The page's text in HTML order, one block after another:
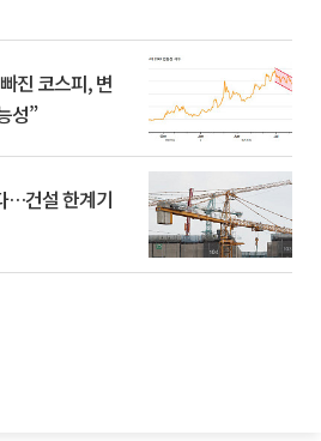
진 코스피, 변
성”
…건설 한계기